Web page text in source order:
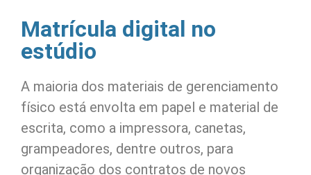
Matrícula digital no
estúdio
A maioria dos materiais de gerenciamento
físico está envolta em papel e material de
escrita, como a impressora, canetas,
grampeadores, dentre outros, para
organização dos contratos de novos